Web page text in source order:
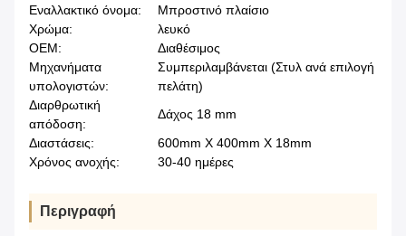
Εναλλακτικό όνομα:
Μπροστινό πλαίσιο
Χρώμα:
λευκό
OEM:
Διαθέσιμος
Μηχανήματα
υπολογιστών:
Συμπεριλαμβάνεται (Στυλ ανά επιλογή
πελάτη)
Διαρθρωτική
απόδοση:
Δάχος 18 mm
Διαστάσεις:
600mm X 400mm X 18mm
Χρόνος ανοχής:
30-40 ημέρες
Περιγραφή